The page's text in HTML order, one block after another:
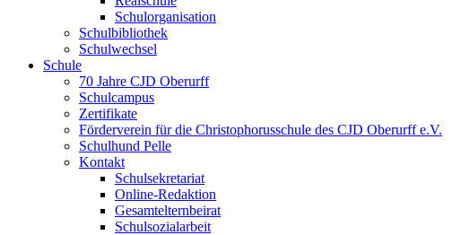
Schulorganisation
Schulbibliothek
Schulwechsel
Schule
70 Jahre CJD Oberurff
Schulcampus
Zertifikate
Förderverein für die Christophorusschule des CJD Oberurff e.V.
Schulhund Pelle
Kontakt
Schulsekretariat
Online-Redaktion
Gesamtelternbeirat
Schulsozialarbeit